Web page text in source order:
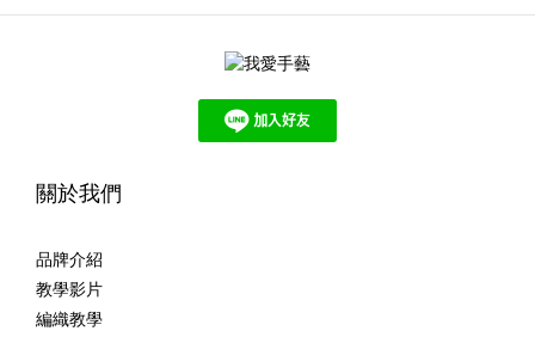
關於我們
品牌介紹
教學影片
編織教學